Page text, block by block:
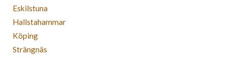
Eskilstuna
Hallstahammar
Köping
Strängnäs